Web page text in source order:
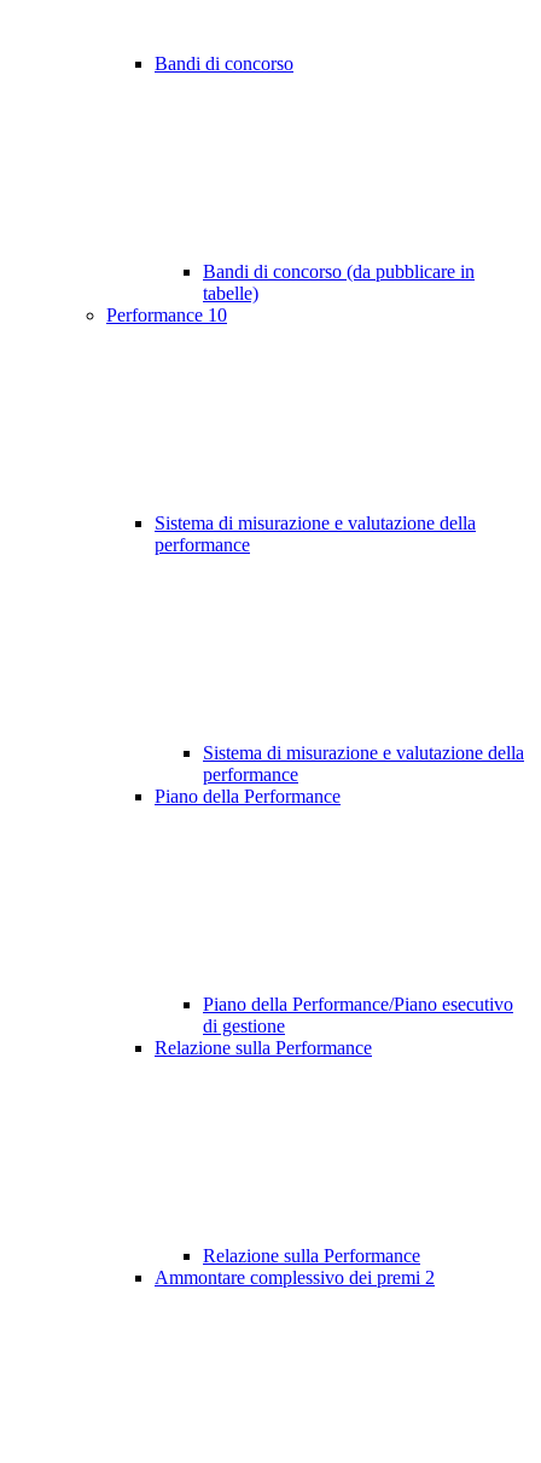
Bandi di concorso
Bandi di concorso (da pubblicare in
tabelle)
Performance 10
Sistema di misurazione e valutazione della
performance
Sistema di misurazione e valutazione della
performance
Piano della Performance
Piano della Performance/Piano esecutivo
di gestione
Relazione sulla Performance
Relazione sulla Performance
Ammontare complessivo dei premi 2